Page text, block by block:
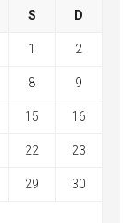
S D
1 2
8 9
15 16
22 23
29 30